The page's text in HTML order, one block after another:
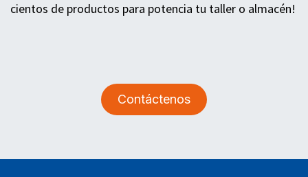
cientos de productos para potencia tu taller o almacén!
Contáctenos